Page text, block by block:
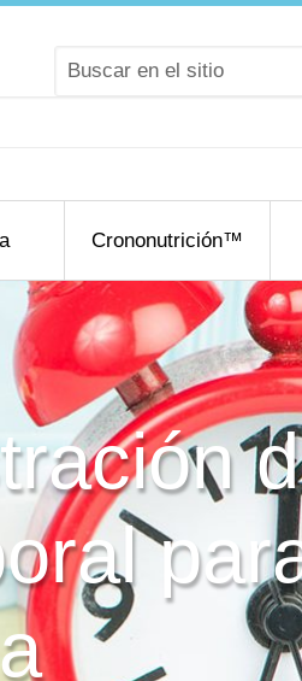
Crononutrición™